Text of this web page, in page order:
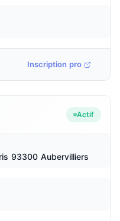
Inscription pro
Actif
93300 Aubervilliers